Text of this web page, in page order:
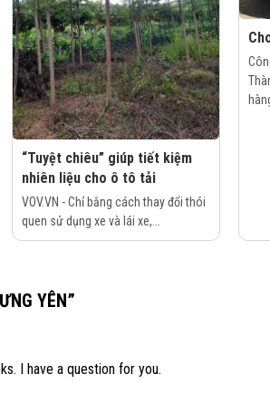
“Tuyệt chiêu” giúp tiết kiệm
nhiên liệu cho ô tô tải
VOV.VN - Chỉ bằng cách thay đổi thói
quen sử dụng xe và lái xe,...
YÊN”
I have a question for you.